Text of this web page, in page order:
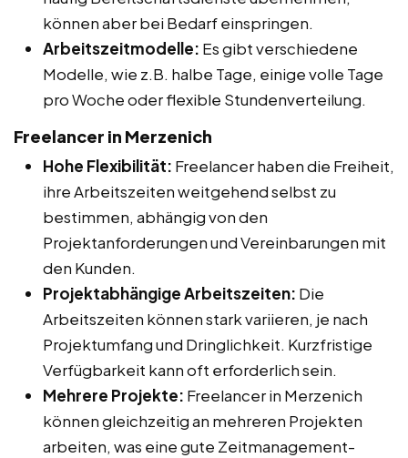
können aber bei Bedarf einspringen.
Arbeitszeitmodelle: Es gibt verschiedene
Modelle, wie z.B. halbe Tage, einige volle Tage
pro Woche oder flexible Stundenverteilung.
Freelancer in Merzenich
Hohe Flexibilität: Freelancer haben die Freiheit,
ihre Arbeitszeiten weitgehend selbst zu
bestimmen, abhängig von den
Projektanforderungen und Vereinbarungen mit
den Kunden.
Projektabhängige Arbeitszeiten: Die
Arbeitszeiten können stark variieren, je nach
Projektumfang und Dringlichkeit. Kurzfristige
Verfügbarkeit kann oft erforderlich sein.
Mehrere Projekte: Freelancer in Merzenich
können gleichzeitig an mehreren Projekten
arbeiten, was eine gute Zeitmanagement-